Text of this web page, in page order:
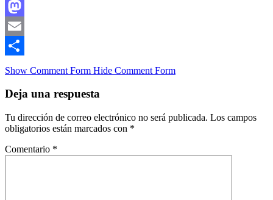
Facebook
Mastodon
Email
Compartir
Show Comment Form Hide Comment Form
Deja una respuesta
Tu dirección de correo electrónico no será publicada. Los campos
obligatorios están marcados con *
Comentario *